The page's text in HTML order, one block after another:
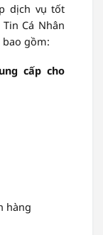
dịch vụ tốt
Cá Nhân
gồm:
cấp cho
hàng